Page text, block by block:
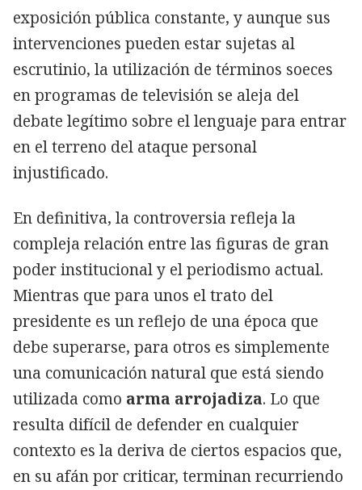
exposición pública constante, y aunque sus
intervenciones pueden estar sujetas al
escrutinio, la utilización de términos soeces
en programas de televisión se aleja del
debate legítimo sobre el lenguaje para entrar
en el terreno del ataque personal
injustificado.
En definitiva, la controversia refleja la
compleja relación entre las figuras de gran
poder institucional y el periodismo actual.
Mientras que para unos el trato del
presidente es un reflejo de una época que
debe superarse, para otros es simplemente
una comunicación natural que está siendo
utilizada como arma arrojadiza. Lo que
resulta difícil de defender en cualquier
contexto es la deriva de ciertos espacios que,
en su afán por criticar, terminan recurriendo